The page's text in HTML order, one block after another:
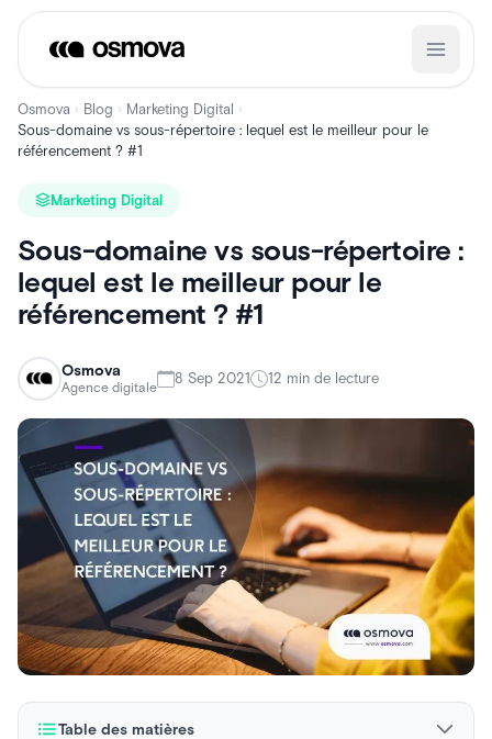
Aller
contenu
Osmova › Blog › Marketing Digital ›
Sous-domaine vs sous-répertoire : lequel est le meilleur pour le
référencement ? #1
Marketing Digital
Sous-domaine vs sous-répertoire :
lequel est le meilleur pour le
référencement ? #1
Osmova
Agence digitale
8 Sep 2021 12 min de lecture
Table des matières